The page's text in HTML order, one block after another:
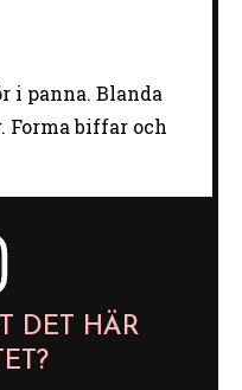
i panna. Blanda
Forma biffar och
DET HÄR